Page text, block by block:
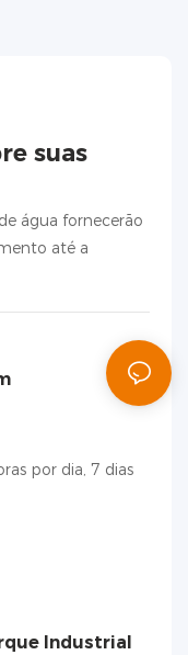
oferecem
precisão para
aberto.
suas
água fornecerão
até a
por dia, 7 dias
Industrial